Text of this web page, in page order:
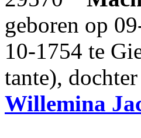
geboren op
10-1754 te
tante),
Willemina